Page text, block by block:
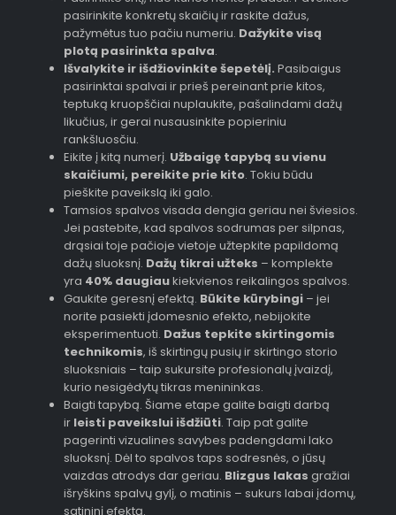
pasirinkite konkretų skaičių ir raskite dažus,
pažymėtus tuo pačiu numeriu. Dažykite visą
plotą pasirinkta spalva.
Išvalykite ir išdžiovinkite šepetėlį. Pasibaigus
pasirinktai spalvai ir prieš pereinant prie kitos,
teptuką kruopščiai nuplaukite, pašalindami dažų
likučius, ir gerai nusausinkite popieriniu
rankšluosčiu.
Eikite į kitą numerį. Užbaigę tapybą su vienu
skaičiumi, pereikite prie kito. Tokiu būdu
pieškite paveikslą iki galo.
Tamsios spalvos visada dengia geriau nei šviesios.
Jei pastebite, kad spalvos sodrumas per silpnas,
drąsiai toje pačioje vietoje užtepkite papildomą
dažų sluoksnį. Dažų tikrai užteks – komplekte
yra 40% daugiaukiekvienos reikalingos spalvos.
Gaukite geresnį efektą. Būkite kūrybingi– jei
norite pasiekti įdomesnio efekto, nebijokite
eksperimentuoti. Dažus tepkite skirtingomis
technikomis, iš skirtingų pusių ir skirtingo storio
sluoksniais – taip sukursite profesionalų įvaizdį,
kurio nesigėdytų tikras menininkas.
Baigti tapybą. Šiame etape galite baigti darbą
ir leisti paveikslui išdžiūti. Taip pat galite
pagerinti vizualines savybes padengdami lako
sluoksnį. Dėl to spalvos taps sodresnės, o jūsų
vaizdas atrodys dar geriau. Blizgus lakas gražiai
išryškins spalvų gylį, o matinis – sukurs labai įdomų,
satininį efektą.